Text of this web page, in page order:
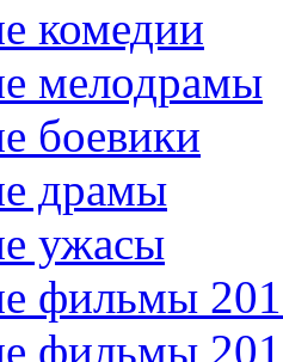
комедии
мелодрамы
боевики
драмы
ужасы
фильмы
фильмы